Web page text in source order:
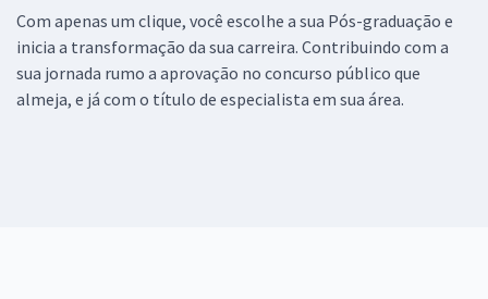
Com apenas um clique, você escolhe a sua Pós-graduação e
inicia a transformação da sua carreira. Contribuindo com a
sua jornada rumo a aprovação no concurso público que
almeja, e já com o título de especialista em sua área.